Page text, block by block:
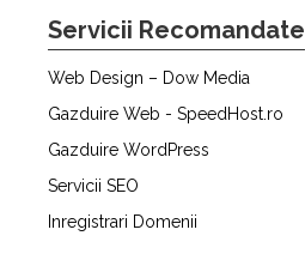
Servicii Recomandate
Web Design – Dow Media
Gazduire Web - SpeedHost.ro
Gazduire WordPress
Servicii SEO
Inregistrari Domenii